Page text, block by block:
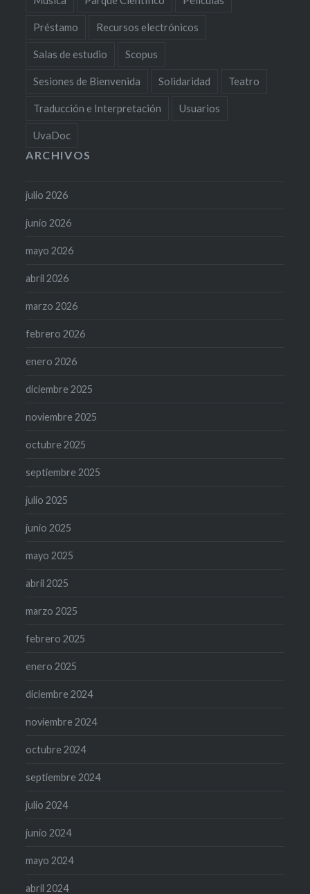
Préstamo Recursos electrónicos
Salas de estudio Scopus
Sesiones de Bienvenida Solidaridad Teatro
Traducción e Interpretación Usuarios
UvaDoc
ARCHIVOS
julio 2026
junio 2026
mayo 2026
abril 2026
marzo 2026
febrero 2026
enero 2026
diciembre 2025
noviembre 2025
octubre 2025
septiembre 2025
julio 2025
junio 2025
mayo 2025
abril 2025
marzo 2025
febrero 2025
enero 2025
diciembre 2024
noviembre 2024
octubre 2024
septiembre 2024
julio 2024
junio 2024
mayo 2024
abril 2024